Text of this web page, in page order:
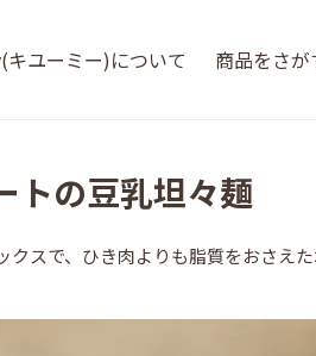
ユーミー)について 商品をさが
トの豆乳坦々麺
クスで、ひき肉よりも脂質をおさえた